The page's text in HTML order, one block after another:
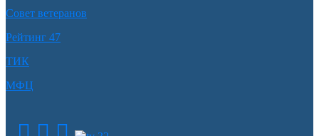
Совет ветеранов
Рейтинг 47
ТИК
МФЦ